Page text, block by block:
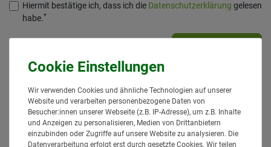
Hiermit bestätige ich, dass ich die Daten­schutz­erklärung gelesen
habe.*
Ähnlich
Wir verwenden Cookies und ähnliche Technologien auf unserer
Website und verarbeiten personenbezogene Daten von
Besucher:innen unserer Webseite (z.B. IP-Adresse), um z.B. Inhalte
und Anzeigen zu personalisieren, Medien von Drittanbietern
einzubinden oder Zugriffe auf unsere Website zu analysieren. Die
Datenverarbeitung erfolgt erst durch gesetzte Cookies. Wir teilen